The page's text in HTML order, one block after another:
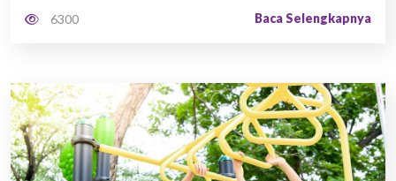
6300 Baca Selengkapnya